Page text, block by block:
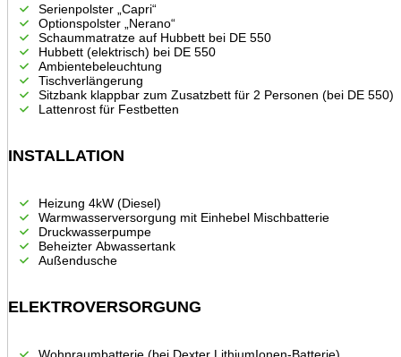
Serienpolster „Capri“
Optionspolster „Nerano“
Schaummatratze auf Hubbett bei DE 550
Hubbett (elektrisch) bei DE 550
Ambientebeleuchtung
Tischverlängerung
Sitzbank klappbar zum Zusatzbett für 2 Personen (bei DE 550)
Lattenrost für Festbetten
INSTALLATION
Heizung 4kW (Diesel)
Warmwasserversorgung mit Einhebel Mischbatterie
Druckwasserpumpe
Beheizter Abwassertank
Außendusche
ELEKTROVERSORGUNG